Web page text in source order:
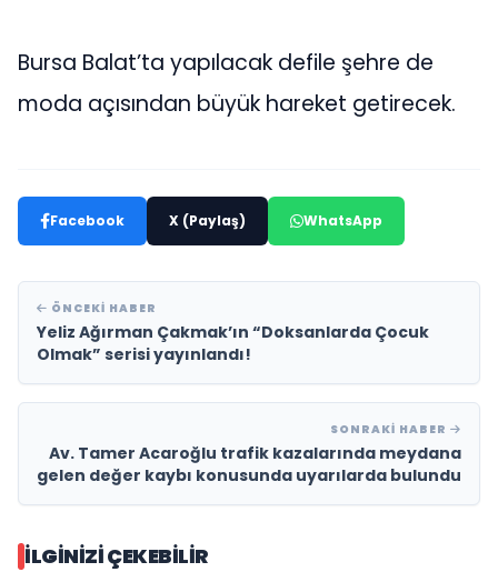
Bursa Balat’ta yapılacak defile şehre de
moda açısından büyük hareket getirecek.
Facebook X (Paylaş) WhatsApp
ÖNCEKI HABER
Yeliz Ağırman Çakmak’ın “Doksanlarda Çocuk
Olmak” serisi yayınlandı!
SONRAKI HABER
Av. Tamer Acaroğlu trafik kazalarında meydana
gelen değer kaybı konusunda uyarılarda bulundu
İLGINIZI ÇEKEBILIR